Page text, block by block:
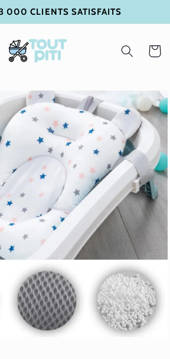
3 000 CLIENTS SATISFAITS
Panier